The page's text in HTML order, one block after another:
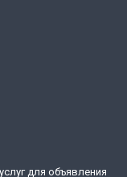
для объявления